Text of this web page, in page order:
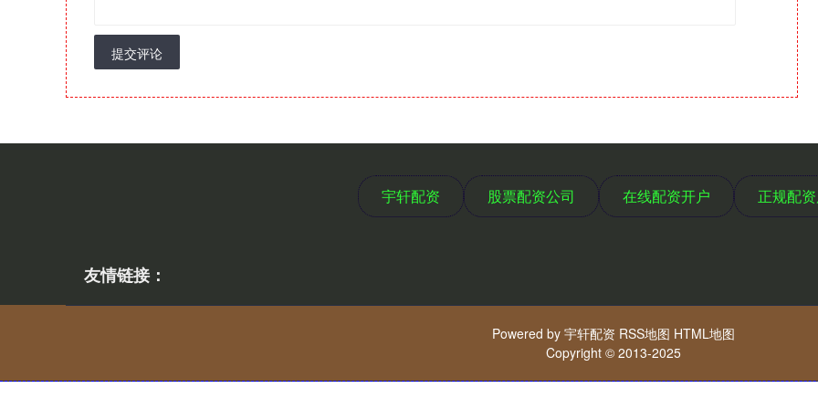
提交评论
宇轩配资 股票配资公司 在线配资开户 正规配
友情链接：
Powered by 宇轩配资 RSS地图 HTML地图
Copyright © 2013-2025